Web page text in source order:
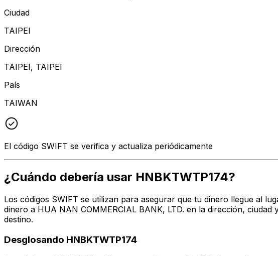
Ciudad
TAIPEI
Dirección
TAIPEI, TAIPEI
País
TAIWAN
El código SWIFT se verifica y actualiza periódicamente
¿Cuándo debería usar HNBKTWTP174?
Los códigos SWIFT se utilizan para asegurar que tu dinero llegue al
dinero a HUA NAN COMMERCIAL BANK, LTD. en la dirección,
destino.
Desglosando HNBKTWTP174